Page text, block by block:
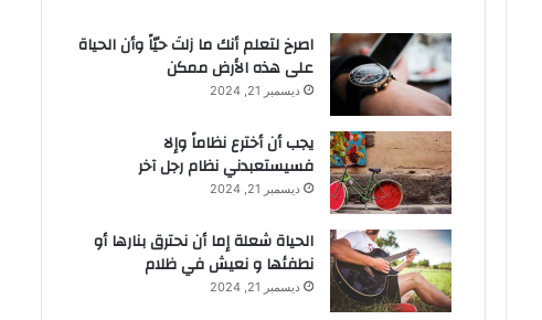
‫اصرخ لتعلم أنك ما زلتَ حيّاً وأن الحياة
على هذه الأرض ممكن
ديسمبر 21, 2024
يجب أن أخترع نظاماً وإلا
فسيستعبدني نظام رجل آخر
ديسمبر 21, 2024
الحياة شعلة إما أن نحترق بنارها أو
نطفئها و نعيش في ظلام
ديسمبر 21, 2024